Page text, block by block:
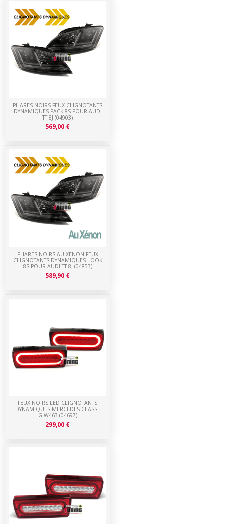
FEUX NOIRS LED CLIGNOTANTS
DYNAMIQUES MERCEDES CLASSE
G W463 (04697)
299,00 €
PHARES NOIRS AU XENON FEUX
CLIGNOTANTS DYNAMIQUES LOOK
8S POUR AUDI TT 8J (04853)
589,90 €
PHARES NOIRS FEUX CLIGNOTANTS
DYNAMIQUES PACK 8S POUR AUDI
TT 8J (04903)
569,00 €